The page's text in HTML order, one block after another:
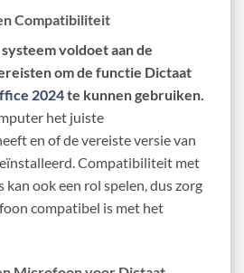
Compatibiliteit
voldoet aan de
om de functie Dictaat
2024te kunnen gebruiken.
het juiste
en of de vereiste versie van
Compatibiliteit met
ook een rol spelen, dus zorg
compatibel is met het